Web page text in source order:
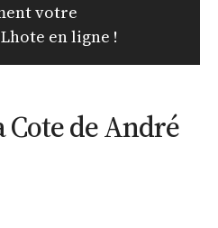
votre
en ligne !
Cote de André